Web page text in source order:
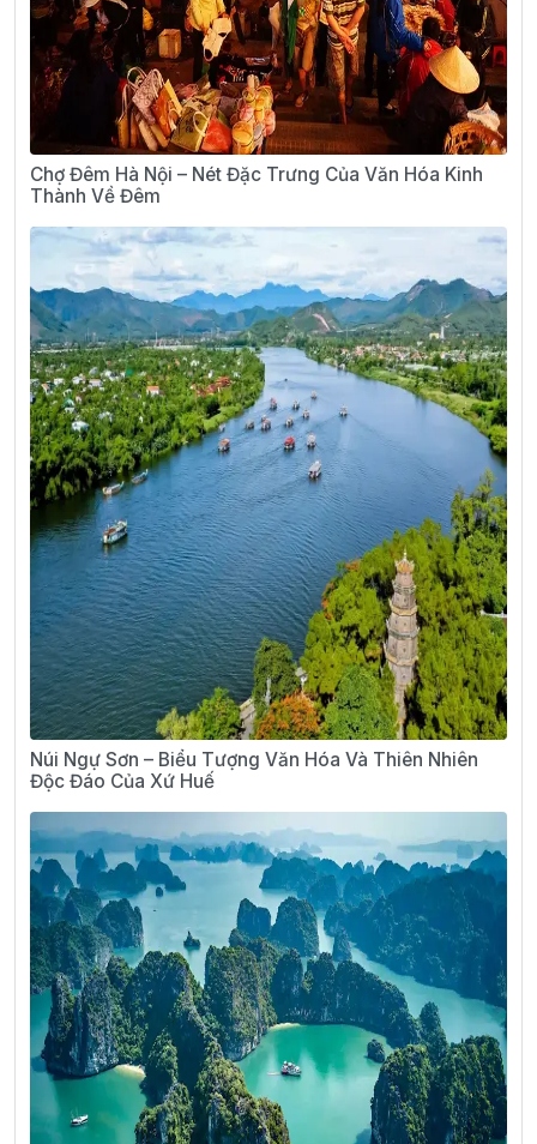
Chợ Đêm Hà Nội – Nét Đặc Trưng Của Văn Hóa Kinh
Thành Về Đêm
Núi Ngự Sơn – Biểu Tượng Văn Hóa Và Thiên Nhiên
Độc Đáo Của Xứ Huế